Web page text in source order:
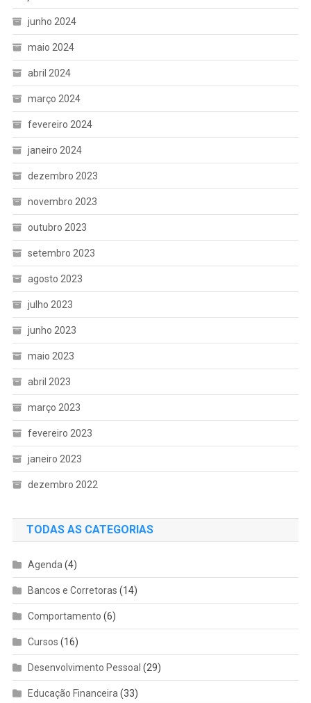
junho 2024
maio 2024
abril 2024
março 2024
fevereiro 2024
janeiro 2024
dezembro 2023
novembro 2023
outubro 2023
setembro 2023
agosto 2023
julho 2023
junho 2023
maio 2023
abril 2023
março 2023
fevereiro 2023
janeiro 2023
dezembro 2022
TODAS AS CATEGORIAS
Agenda (4)
Bancos e Corretoras (14)
Comportamento (6)
Cursos (16)
Desenvolvimento Pessoal (29)
Educação Financeira (33)